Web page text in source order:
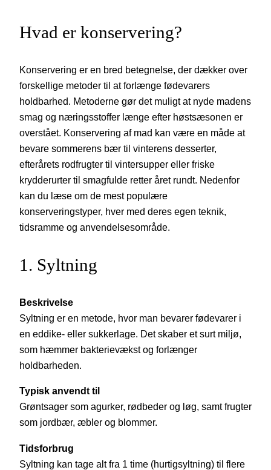
Hvad er konservering?
Konservering er en bred betegnelse, der dækker over
forskellige metoder til at forlænge fødevarers
holdbarhed. Metoderne gør det muligt at nyde madens
smag og næringsstoffer længe efter høstsæsonen er
overstået. Konservering af mad kan være en måde at
bevare sommerens bær til vinterens desserter,
efterårets rodfrugter til vintersupper eller friske
krydderurter til smagfulde retter året rundt. Nedenfor
kan du læse om de mest populære
konserveringstyper, hver med deres egen teknik,
tidsramme og anvendelsesområde.
1. Syltning
Beskrivelse
Syltning er en metode, hvor man bevarer fødevarer i
en eddike- eller sukkerlage. Det skaber et surt miljø,
som hæmmer bakterievækst og forlænger
holdbarheden.
Typisk anvendt til
Grøntsager som agurker, rødbeder og løg, samt frugter
som jordbær, æbler og blommer.
Tidsforbrug
Syltning kan tage alt fra 1 time (hurtigsyltning) til flere